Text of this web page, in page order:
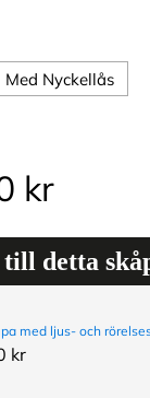
Med Nyckellås
kr
detta
med ljus- och
kr